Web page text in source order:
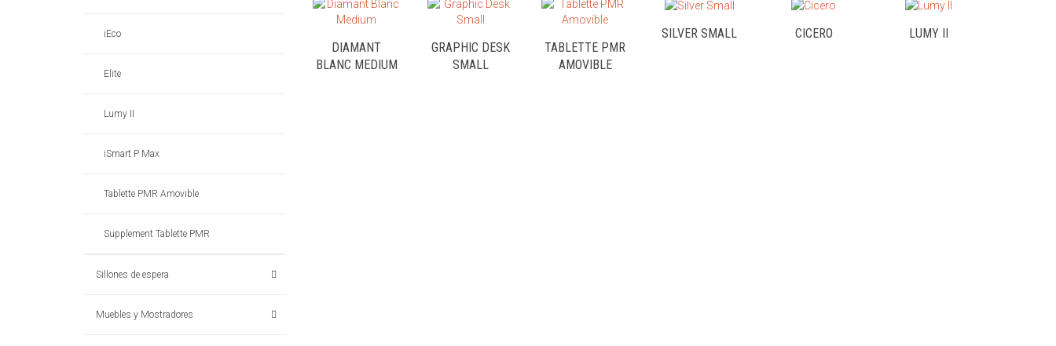
iEco
Elite
Lumy II
iSmart P Max
Tablette PMR Amovible
Supplement Tablette PMR
Sillones de espera
Muebles y Mostradores
DIAMANT
BLANC MEDIUM
GRAPHIC DESK
SMALL
TABLETTE PMR
AMOVIBLE
SILVER SMALL CICERO LUMY II